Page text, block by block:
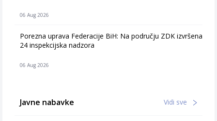
06 Aug 2026
Porezna uprava Federacije BiH: Na području ZDK izvršena
24 inspekcijska nadzora
06 Aug 2026
Javne nabavke Vidi sve